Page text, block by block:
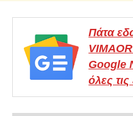
Πάτα
Google
όλες τις